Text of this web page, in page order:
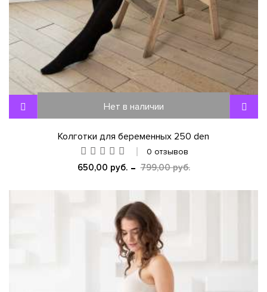
Нет в наличии
Колготки для беременных 250 den
0 отзывов
650,00 руб. 799,00 руб.